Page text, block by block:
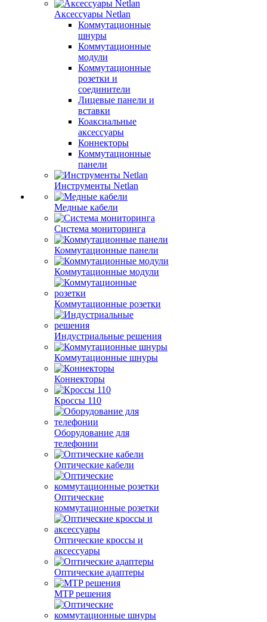
Аксессуары Netlan
Коммутационные
шнуры
Коммутационные
модули
Коммутационные
розетки и
соединители
Лицевые панели и
вставки
Коаксиальные
аксессуары
Коннекторы
Коммутационные
панели
Инструменты Netlan
Медные кабели
Система мониторинга
Коммутационные панели
Коммутационные модули
Коммутационные розетки
Индустриальные решения
Коммутационные шнуры
Коннекторы
Кроссы 110
Оборудование для
телефонии
Оптические кабели
Оптические
коммутационные розетки
Оптические кроссы и
аксессуары
Оптические адаптеры
MTP решения